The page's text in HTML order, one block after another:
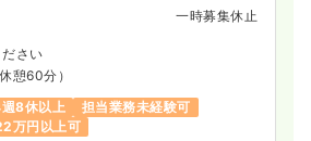
一時募集休止
さい
休憩60分）
8休以上
担当業務未経験可
万円以上可